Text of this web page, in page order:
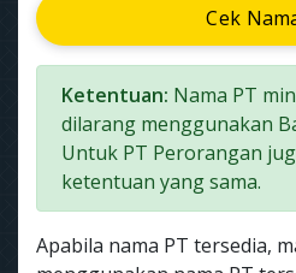
Cek
Ketentuan: Nama PT
dilarang menggunakan
Untuk PT Perorangan
ketentuan yang sama.
Apabila nama PT tersedia,